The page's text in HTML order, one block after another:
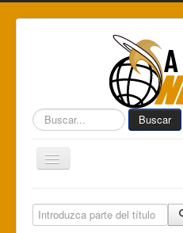
Buscar... Buscar
Toggle
Navigation
Centro de Informática AEXA
Introduzca parte del título